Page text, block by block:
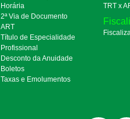
Horária
2ª Via de Documento
ART
Título de Especialidade
Profissional
Desconto da Anuidade
Boletos
Taxas e Emolumentos
TRT x